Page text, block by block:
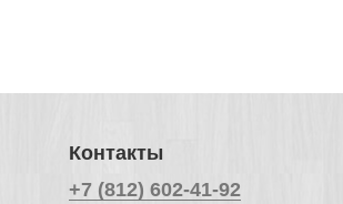
Контакты
+7 (812) 602-41-92